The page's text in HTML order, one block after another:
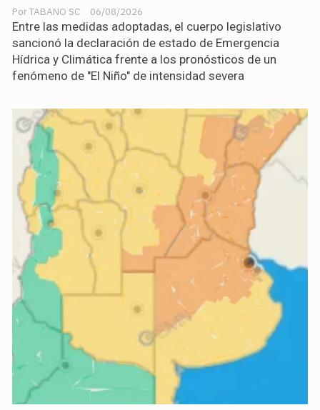
TABANO SC 06/08/2026
Entre las medidas adoptadas, el cuerpo legislativo
sancionó la declaración de estado de Emergencia
Hídrica y Climática frente a los pronósticos de un
fenómeno de "El Niño" de intensidad severa